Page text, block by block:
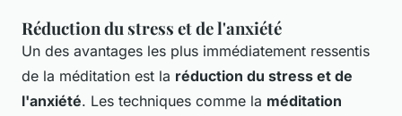
Réduction du stress et de l'anxiété
Un des avantages les plus immédiatement ressentis
de la méditation est la réduction du stress et de
l'anxiété. Les techniques comme la méditation